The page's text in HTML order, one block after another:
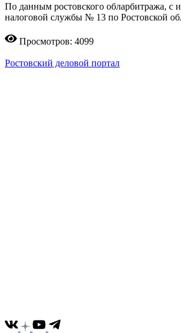
По данным ростовского обларбитража, с
налоговой службы № 13 по Ростовской
Просмотров: 4099
Ростовский деловой портал